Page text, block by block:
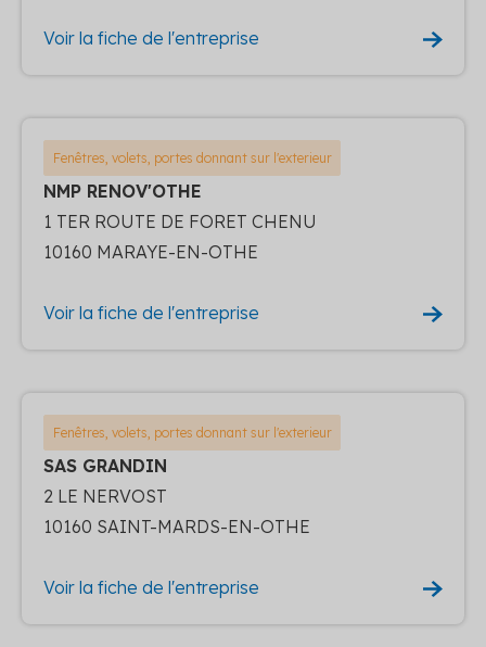
Voir la fiche de l'entreprise
Fenêtres, volets, portes donnant sur l'exterieur
NMP RENOV'OTHE
1 TER ROUTE DE FORET CHENU
10160 MARAYE-EN-OTHE
Voir la fiche de l'entreprise
Fenêtres, volets, portes donnant sur l'exterieur
SAS GRANDIN
2 LE NERVOST
10160 SAINT-MARDS-EN-OTHE
Voir la fiche de l'entreprise